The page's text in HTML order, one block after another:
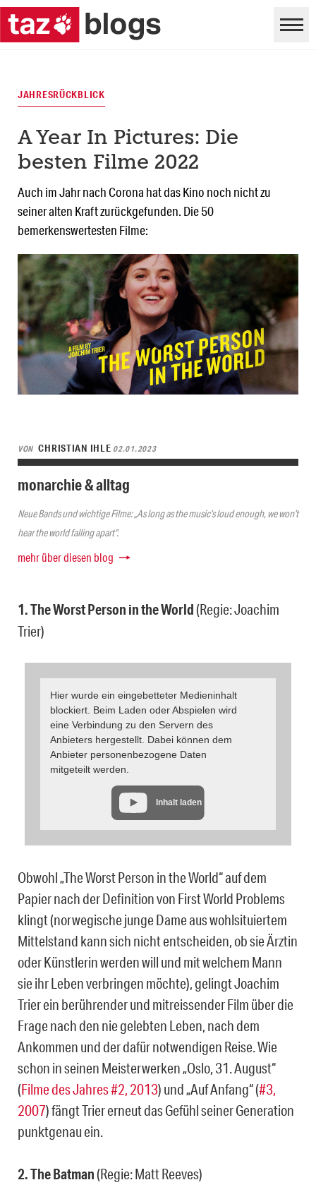
JAHRESRÜCKBLICK
A Year In Pictures: Die
besten Filme 2022
Auch im Jahr nach Corona hat das Kino noch nicht zu
seiner alten Kraft zurückgefunden. Die 50
bemerkenswertesten Filme:
VON CHRISTIAN IHLE 02.01.2023
monarchie & alltag
Neue Bands und wichtige Filme: „As long as the music’s loud enough, we won’t
hear the world falling apart“.
mehr über diesen blog
1. The Worst Person in the World(Regie: Joachim
Trier)
Hier wurde ein eingebetteter Medieninhalt
blockiert. Beim Laden oder Abspielen wird
eine Verbindung zu den Servern des
Anbieters hergestellt. Dabei können dem
Anbieter personenbezogene Daten
mitgeteilt werden.
Inhalt laden
Obwohl „The Worst Person in the World“ auf dem
Papier nach der Definition von First World Problems
klingt (norwegische junge Dame aus wohlsituiertem
Mittelstand kann sich nicht entscheiden, ob sie Ärztin
oder Künstlerin werden will und mit welchem Mann
sie ihr Leben verbringen möchte), gelingt Joachim
Trier ein berührender und mitreissender Film über die
Frage nach den nie gelebten Leben, nach dem
Ankommen und der dafür notwendigen Reise. Wie
schon in seinen Meisterwerken „Oslo, 31. August“
(Filme des Jahres #2, 2013) und „Auf Anfang“ (#3,
2007) fängt Trier erneut das Gefühl seiner Generation
punktgenau ein.
2. The Batman(Regie: Matt Reeves)